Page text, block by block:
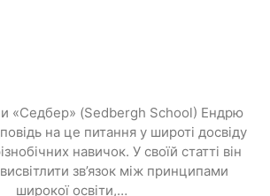
«Седбер» (Sedbergh School) Ендрю
на це питання у широті досвіду
навичок. У своїй статті він
зв’язок між принципами
широкої освіти,…